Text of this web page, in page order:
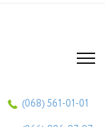
(068) 561-01-01